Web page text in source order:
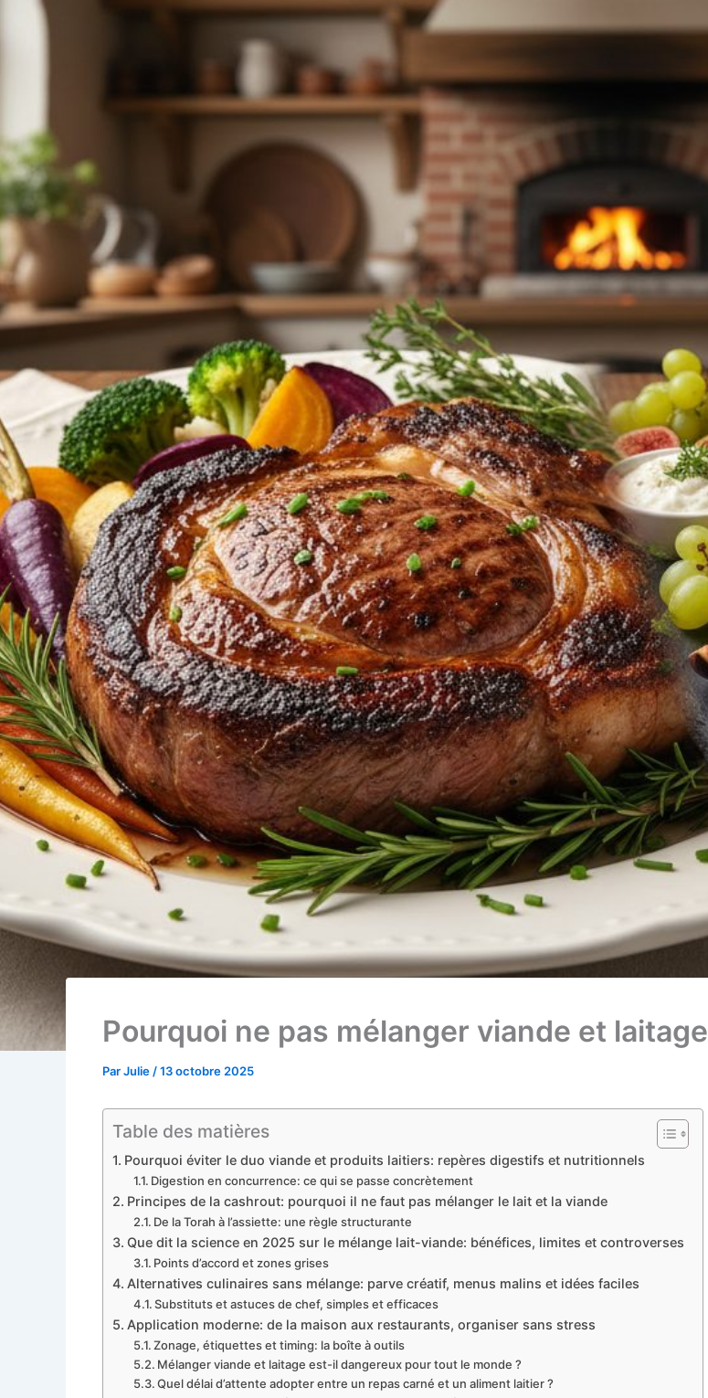
Pourquoi ne pas mélanger viande et laitage
ParJulie /13 octobre 2025
Table des matières
Pourquoi éviter le duo viande et produits laitiers: repères digestifs et nutritionnels
Digestion en concurrence: ce qui se passe concrètement
Principes de la cashrout: pourquoi il ne faut pas mélanger le lait et la viande
De la Torah à l’assiette: une règle structurante
Que dit la science en 2025 sur le mélange lait-viande: bénéfices, limites et controverses
Points d’accord et zones grises
Alternatives culinaires sans mélange: parve créatif, menus malins et idées faciles
Substituts et astuces de chef, simples et efficaces
Application moderne: de la maison aux restaurants, organiser sans stress
Zonage, étiquettes et timing: la boîte à outils
Mélanger viande et laitage est-il dangereux pour tout le monde ?
Quel délai d’attente adopter entre un repas carné et un aliment laitier ?